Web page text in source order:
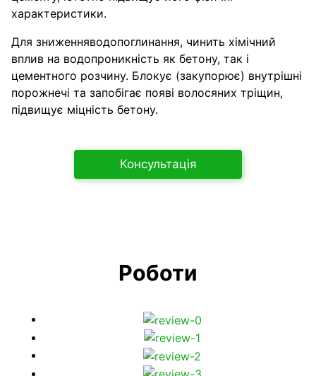
характеристики.
Для зниженняводопоглинання, чинить хімічний
вплив на водопроникність як бетону, так і
цементного розчину. Блокує (закупорює) внутрішні
порожнечі та запобігає появі волосяних тріщин,
підвищує міцність бетону.
Консультація
Роботи